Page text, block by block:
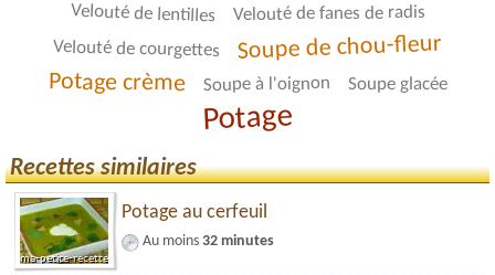
Velouté de lentilles Velouté de fanes de radis
Velouté de courgettes Soupe de chou-fleur
Potage crème Soupe à l'oignon Soupe glacée
Potage
Recettes similaires
Potage au cerfeuil
Au moins 32 minutes